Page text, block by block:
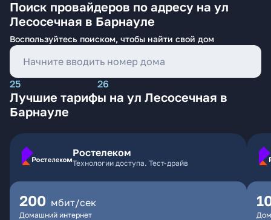
Поиск провайдеров по адресу на ул
Лесосечная в Барнауле
Воспользуйтесь поиском, чтобы найти свой дом
25 26
Лучшие тарифы на ул Лесосечная в
Барнауле
Ростелеком
Технологии доступа. Тест-драйв
200 мбит/сек
Домашний интернет